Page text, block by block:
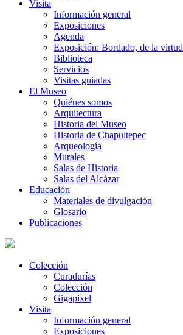
Visita
Información general
Exposiciones
Agenda
Exposición: Bordado, de la virtud
Biblioteca
Servicios
Visitas guiadas
El Museo
Quiénes somos
Arquitectura
Historia del Museo
Historia de Chapultepec
Arqueología
Murales
Salas de Historia
Salas del Alcázar
Educación
Materiales de divulgación
Glosario
Publicaciones
Colección
Curadurías
Colección
Gigapixel
Visita
Información general
Exposiciones